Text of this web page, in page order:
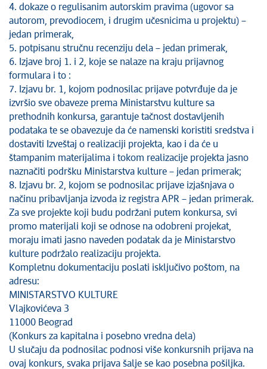
4. dokaze o regulisanim autorskim pravima (ugovor sa
autorom, prevodiocem, i drugim učesnicima u projektu) –
jedan primerak,
5. potpisanu stručnu recenziju dela – jedan primerak,
6. Izjave broj 1. i 2, koje se nalaze na kraju prijavnog
formulara i to :
7. Izjavu br. 1, kojom podnosilac prijave potvrđuje da je
izvršio sve obaveze prema Ministarstvu kulture sa
prethodnih konkursa, garantuje tačnost dostavljenih
podataka te se obavezuje da će namenski koristiti sredstva i
dostaviti Izveštaj o realizaciji projekta, kao i da će u
štampanim materijalima i tokom realizacije projekta jasno
naznačiti podršku Ministarstva kulture – jedan primerak;
8. Izjavu br. 2, kojom se podnosilac prijave izjašnjava o
načinu pribavljanja izvoda iz registra APR – jedan primerak.
Za sve projekte koji budu podržani putem konkursa, svi
promo materijali koji se odnose na odobreni projekat,
moraju imati jasno naveden podatak da je Ministarstvo
kulture podržalo realizaciju projekta.
Kompletnu dokumentaciju poslati isključivo poštom, na
adresu:
MINISTARSTVO KULTURE
Vlajkovićeva 3
11000 Beograd
(Konkurs za kapitalna i posebno vredna dela)
U slučaju da podnosilac podnosi više konkursnih prijava na
ovaj konkurs, svaka prijava šalje se kao posebna pošiljka.